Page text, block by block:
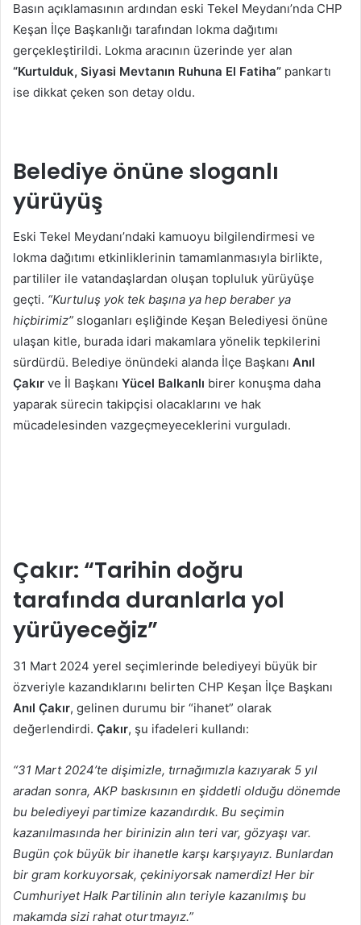
Basın açıklamasının ardından eski Tekel Meydanı’nda CHP
Keşan İlçe Başkanlığı tarafından lokma dağıtımı
gerçekleştirildi. Lokma aracının üzerinde yer alan
“Kurtulduk, Siyasi Mevtanın Ruhuna El Fatiha” pankartı
ise dikkat çeken son detay oldu.
Belediye önüne sloganlı
yürüyüş
Eski Tekel Meydanı’ndaki kamuoyu bilgilendirmesi ve
lokma dağıtımı etkinliklerinin tamamlanmasıyla birlikte,
partililer ile vatandaşlardan oluşan topluluk yürüyüşe
geçti. “Kurtuluş yok tek başına ya hep beraber ya
hiçbirimiz” sloganları eşliğinde Keşan Belediyesi önüne
ulaşan kitle, burada idari makamlara yönelik tepkilerini
sürdürdü. Belediye önündeki alanda İlçe Başkanı Anıl
Çakır ve İl Başkanı Yücel Balkanlı birer konuşma daha
yaparak sürecin takipçisi olacaklarını ve hak
mücadelesinden vazgeçmeyeceklerini vurguladı.
Çakır: “Tarihin doğru
tarafında duranlarla yol
yürüyeceğiz”
31 Mart 2024 yerel seçimlerinde belediyeyi büyük bir
özveriyle kazandıklarını belirten CHP Keşan İlçe Başkanı
Anıl Çakır, gelinen durumu bir “ihanet” olarak
değerlendirdi. Çakır, şu ifadeleri kullandı:
“31 Mart 2024’te dişimizle, tırnağımızla kazıyarak 5 yıl
aradan sonra, AKP baskısının en şiddetli olduğu dönemde
bu belediyeyi partimize kazandırdık. Bu seçimin
kazanılmasında her birinizin alın teri var, gözyaşı var.
Bugün çok büyük bir ihanetle karşı karşıyayız. Bunlardan
bir gram korkuyorsak, çekiniyorsak namerdiz! Her bir
Cumhuriyet Halk Partilinin alın teriyle kazanılmış bu
makamda sizi rahat oturtmayız.”